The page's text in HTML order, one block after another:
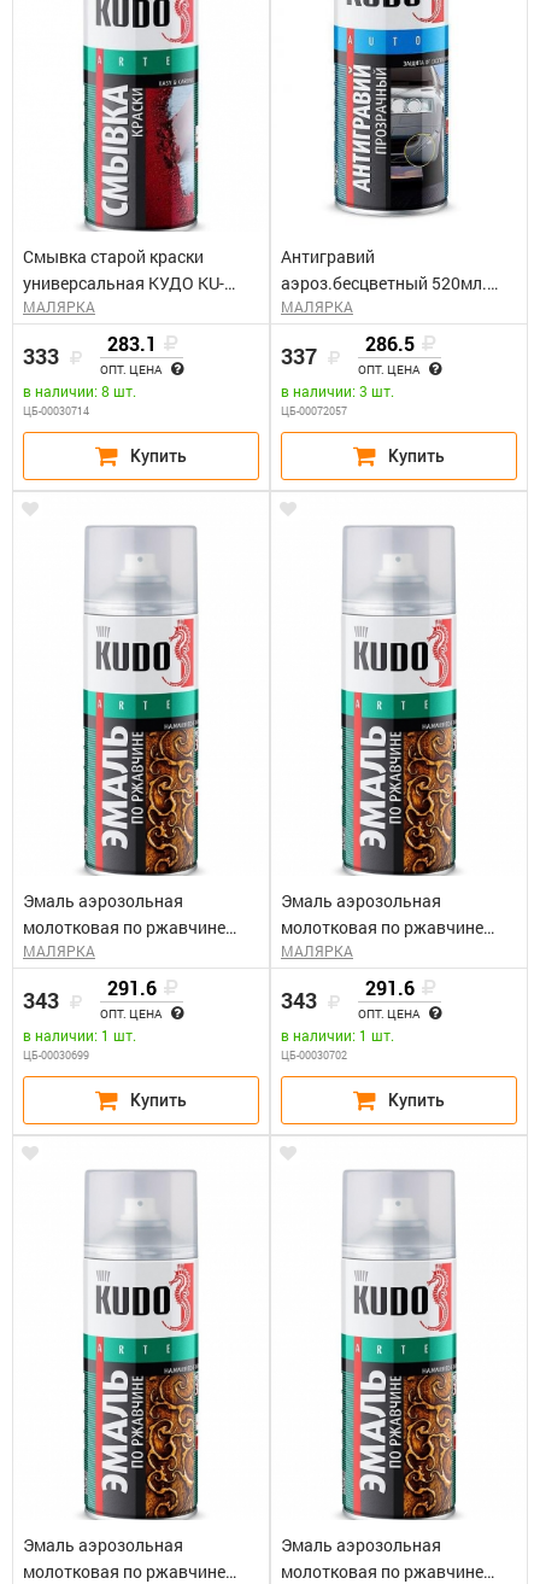
Смывка старой краски
универсальная КУДО KU-
9001 (0,52л)
МАЛЯРКА
333 283.1
ОПТ. ЦЕНА
в наличии: 8 шт.
ЦБ-00030714
Антигравий
аэроз.бесцветный 520мл.
Kudo KU-5220
МАЛЯРКА
337 286.5
ОПТ. ЦЕНА
в наличии: 3 шт.
ЦБ-00072057
Эмаль аэрозольная
молотковая по ржавчине
бронзовая КУДО KU-3006
МАЛЯРКА
343 291.6
ОПТ. ЦЕНА
в наличии: 1 шт.
ЦБ-00030699
Эмаль аэрозольная
молотковая по ржавчине
серебристо-голубая КУДО
KU-3010 (0,52л)
МАЛЯРКА
343 291.6
ОПТ. ЦЕНА
в наличии: 1 шт.
ЦБ-00030702
Эмаль аэрозольная
молотковая по ржавчине
Эмаль аэрозольная
молотковая по ржавчине